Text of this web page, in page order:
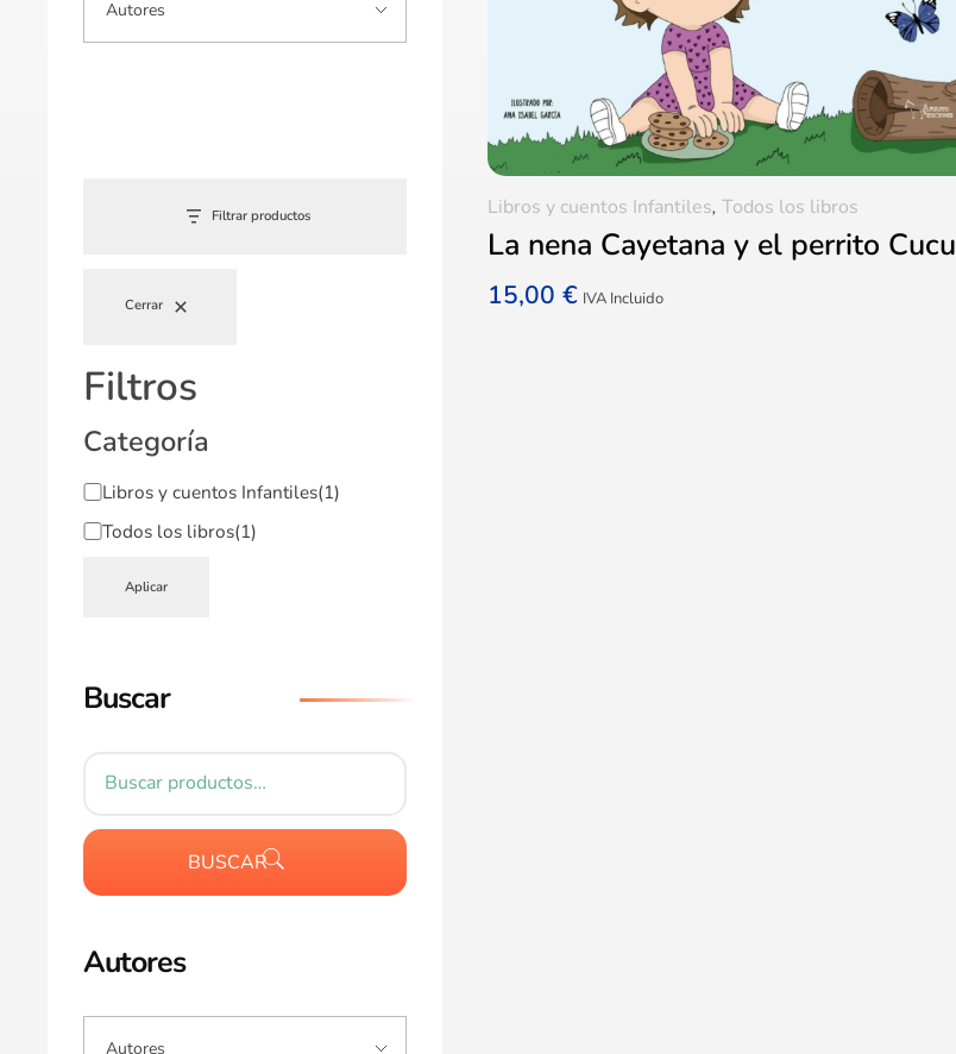
La nena Cayetana y el perrito Cucu
15,00€ IVA Incluido
Libros y cuentos Infantiles,Todos los libros
Filtrar productos
Cerrar
Filtros
Categoría
Libros y cuentos Infantiles(1)
Todos los libros(1)
Aplicar
Buscar
BUSCAR
Autores